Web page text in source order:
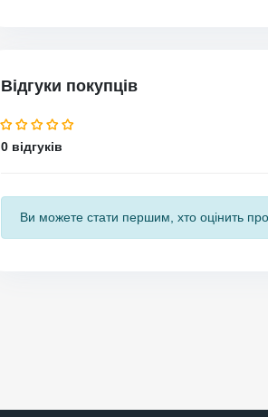
Відгуки покупців
0 відгуків
Ви можете стати першим, хто оцінить